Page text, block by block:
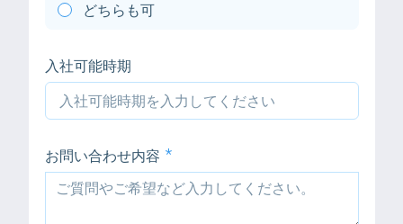
どちらも可
入社可能時期
お問い合わせ内容